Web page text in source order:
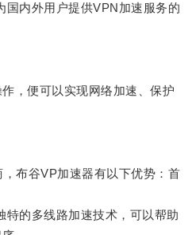
内外用户提供VPN加速服务的
便可以实现网络加速、保护
布谷VP加速器有以下优势：首
的多线路加速技术，可以帮助